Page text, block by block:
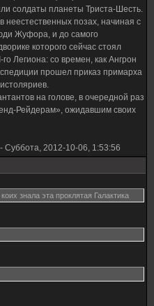
солдаты планеты Триста-Шесть.
неестественных позах, начиная с
Жуфора, и до самого
которого сейчас стоял
Легиона: со времен, как Ангрон
прошел приказ примарха
на голове, в очередной раз
Рейдерам», ожидавшим своих
- Суббота, 2012-10-06, 1:53:56
, коих знала эта проклятая Галактика